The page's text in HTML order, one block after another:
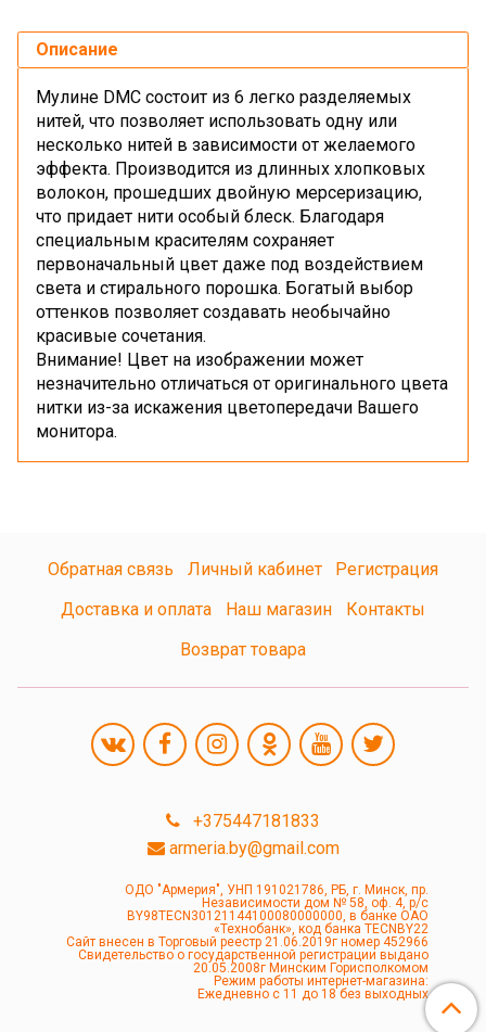
Описание
Мулине DMC состоит из 6 легко разделяемых
нитей, что позволяет использовать одну или
несколько нитей в зависимости от желаемого
эффекта. Производится из длинных хлопковых
волокон, прошедших двойную мерсеризацию,
что придает нити особый блеск. Благодаря
специальным красителям сохраняет
первоначальный цвет даже под воздействием
света и стирального порошка. Богатый выбор
оттенков позволяет создавать необычайно
красивые сочетания.
Внимание! Цвет на изображении может
незначительно отличаться от оригинального цвета
нитки из-за искажения цветопередачи Вашего
монитора.
Обратная связь Личный кабинет
Регистрация
Доставка и оплата
Наш магазин
Контакты
Возврат товара
+375447181833
armeria.by@gmail.com
ОДО "Армерия", УНП 191021786, РБ, г. Минск, пр.
Независимости дом № 58, оф. 4, р/с
BY98TECN30121144100080000000, в банке ОАО
«Технобанк», код банка TECNBY22
Сайт внесен в Торговый реестр 21.06.2019г номер 452966
Свидетельство о государственной регистрации выдано
20.05.2008г Минским Горисполкомом
Режим работы интернет-магазина:
Ежедневно с 11 до 18 без выходных